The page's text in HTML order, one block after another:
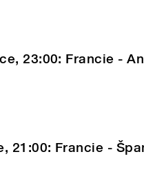
23:00: Francie -
21:00: Francie -